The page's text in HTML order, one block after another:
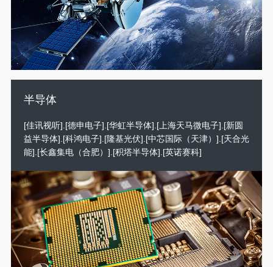
半导体
[佳讯视听].[德申电子].[华虹半导体].[上海天马微电子].[新圆
益半导体].[科鸿电子].[隆基光伏].[中芯国际（天津）].[天合光
能].[长鑫集电（合肥）].[积塔半导体].[英诺赛科]